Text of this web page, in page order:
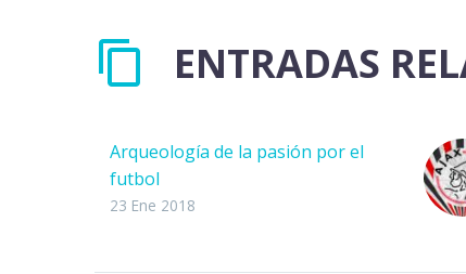
ENTRADAS
Arqueología de la pasión por el
futbol
A través del paso de los años
23 Ene 2018